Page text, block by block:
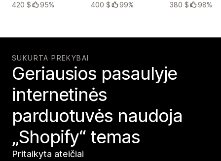
420 $
95%
400 $
99%
380 $
98%
SUKURTA PREKYBAI
Geriausios pasaulyje
internetinės
parduotuvės naudoja
„Shopify“ temas
Pritaikyta ateičiai